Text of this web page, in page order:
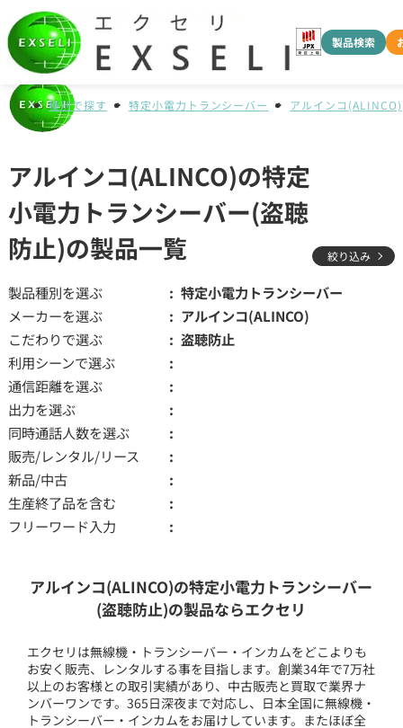
製品検索
種別で探す 特定小電力トランシーバー アルインコ(ALINCO)
アルインコ(ALINCO)の特定
小電力トランシーバー(盗聴
防止)の製品一覧
絞り込み
製品種別を選ぶ
特定小電力トランシーバー
メーカーを選ぶ
アルインコ(ALINCO)
こだわりで選ぶ
盗聴防止
利用シーンで選ぶ
通信距離を選ぶ
出力を選ぶ
同時通話人数を選ぶ
販売/レンタル/リース
新品/中古
生産終了品を含む
フリーワード入力
アルインコ(ALINCO)の特定小電力トランシーバー
(盗聴防止)の製品ならエクセリ
エクセリは無線機・トランシーバー・インカムをどこよりも
お安く販売、レンタルする事を目指します。創業34年で7万社
以上のお客様との取引実績があり、中古販売と買取で業界ナ
ンバーワンです。365日深夜まで対応し、日本全国に無線機・
トランシーバー・インカムをお届けしています。またほぼ全